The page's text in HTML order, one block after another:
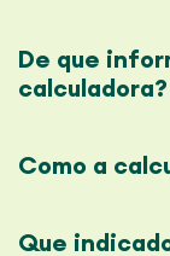
De que
calculadora?
Como a
Que